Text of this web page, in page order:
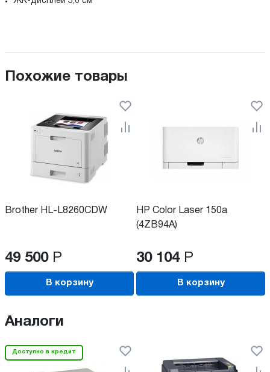
Похожие товары
Brother HL-L8260CDW
49 500 Р
В корзину
HP Color Laser 150a
(4ZB94A)
30 104 Р
В корзину
Аналоги
Доступно в кредит